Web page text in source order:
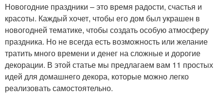
Новогодние праздники – это время радости, счастья и
красоты. Каждый хочет, чтобы его дом был украшен в
новогодней тематике, чтобы создать особую атмосферу
праздника. Но не всегда есть возможность или желание
тратить много времени и денег на сложные и дорогие
декорации. В этой статье мы предлагаем вам 11 простых
идей для домашнего декора, которые можно легко
реализовать самостоятельно.